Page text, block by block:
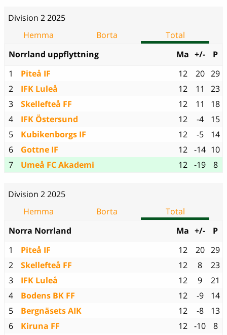
Division 2 2025
Hemma
Borta
Total
Norrland uppflyttning
Ma +/-
P
1
Piteå IF 12 20 29
2
IFK Luleå 12 11
23
3
Skellefteå FF 12 11
18
4
IFK Östersund 12 -4
15
5
Kubikenborgs IF 12 -5
14
6
Gottne IF 12 -14 10
7
Umeå FC Akademi 12 -19 8
Division 2 2025
Hemma
Borta
Total
Norra Norrland
Ma +/-
P
1
Piteå IF 12 20 29
2
Skellefteå FF 12 8
23
3
IFK Luleå 12 9
21
4
Bodens BK FF 12 -9
14
5
Bergnäsets AIK 12 -8
13
6
Kiruna FF 12 -10
8